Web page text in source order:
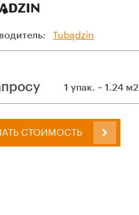
Tubądzin
1 упак. ~ 1.24 м2
СТОИМОСТЬ